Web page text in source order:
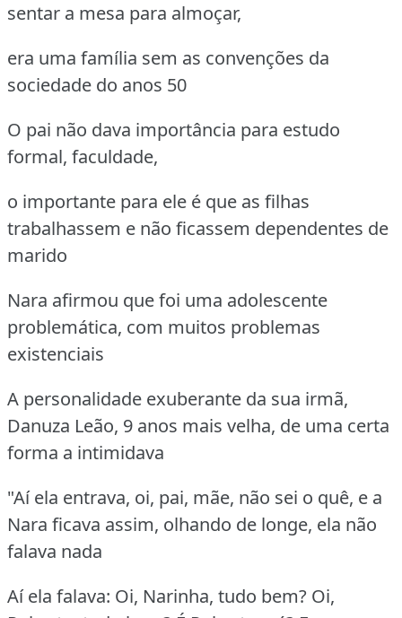
sentar a mesa para almoçar,
era uma família sem as convenções da
sociedade do anos 50
O pai não dava importância para estudo
formal, faculdade,
o importante para ele é que as filhas
trabalhassem e não ficassem dependentes de
marido
Nara afirmou que foi uma adolescente
problemática, com muitos problemas
existenciais
A personalidade exuberante da sua irmã,
Danuza Leão, 9 anos mais velha, de uma certa
forma a intimidava
"Aí ela entrava, oi, pai, mãe, não sei o quê, e a
Nara ficava assim, olhando de longe, ela não
falava nada
Aí ela falava: Oi, Narinha, tudo bem? Oi,